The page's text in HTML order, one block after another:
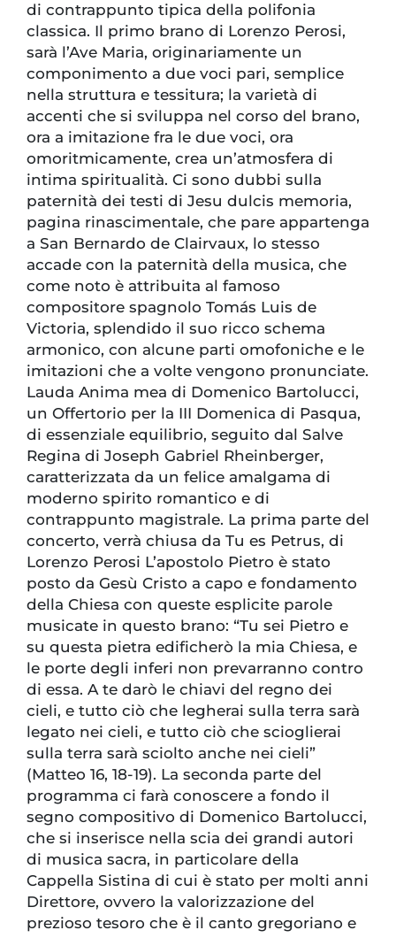
di contrappunto tipica della polifonia
classica. Il primo brano di Lorenzo Perosi,
sarà l’Ave Maria, originariamente un
componimento a due voci pari, semplice
nella struttura e tessitura; la varietà di
accenti che si sviluppa nel corso del brano,
ora a imitazione fra le due voci, ora
omoritmicamente, crea un’atmosfera di
intima spiritualità. Ci sono dubbi sulla
paternità dei testi di Jesu dulcis memoria,
pagina rinascimentale, che pare appartenga
a San Bernardo de Clairvaux, lo stesso
accade con la paternità della musica, che
come noto è attribuita al famoso
compositore spagnolo Tomás Luis de
Victoria, splendido il suo ricco schema
armonico, con alcune parti omofoniche e le
imitazioni che a volte vengono pronunciate.
Lauda Anima mea di Domenico Bartolucci,
un Offertorio per la III Domenica di Pasqua,
di essenziale equilibrio, seguito dal Salve
Regina di Joseph Gabriel Rheinberger,
caratterizzata da un felice amalgama di
moderno spirito romantico e di
contrappunto magistrale. La prima parte del
concerto, verrà chiusa da Tu es Petrus, di
Lorenzo Perosi L’apostolo Pietro è stato
posto da Gesù Cristo a capo e fondamento
della Chiesa con queste esplicite parole
musicate in questo brano: “Tu sei Pietro e
su questa pietra edificherò la mia Chiesa, e
le porte degli inferi non prevarranno contro
di essa. A te darò le chiavi del regno dei
cieli, e tutto ciò che legherai sulla terra sarà
legato nei cieli, e tutto ciò che scioglierai
sulla terra sarà sciolto anche nei cieli”
(Matteo 16, 18-19). La seconda parte del
programma ci farà conoscere a fondo il
segno compositivo di Domenico Bartolucci,
che si inserisce nella scia dei grandi autori
di musica sacra, in particolare della
Cappella Sistina di cui è stato per molti anni
Direttore, ovvero la valorizzazione del
prezioso tesoro che è il canto gregoriano e